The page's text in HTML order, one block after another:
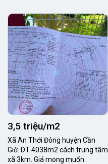
3,5 triệu/m2
Xã An Thới Đông huyện Cần
Giờ. DT 4038m2 cách trung tâm
xã 3km. Giá mong muốn